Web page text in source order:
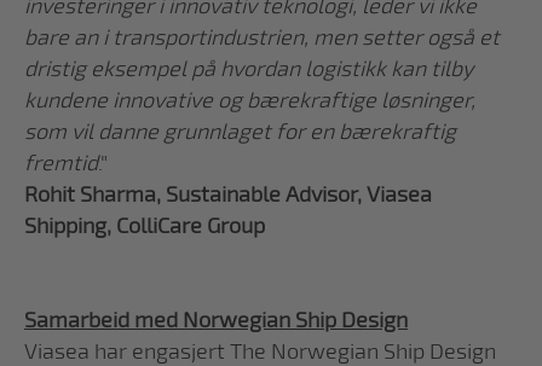
investeringer i innovativ teknologi, leder vi ikke
bare an i transportindustrien, men setter også et
dristig eksempel på hvordan logistikk kan tilby
kundene innovative og bærekraftige løsninger,
som vil danne grunnlaget for en bærekraftig
fremtid."
Rohit Sharma, Sustainable Advisor, Viasea
Shipping, ColliCare Group
Samarbeid med Norwegian Ship Design
Viasea har engasjert The Norwegian Ship Design